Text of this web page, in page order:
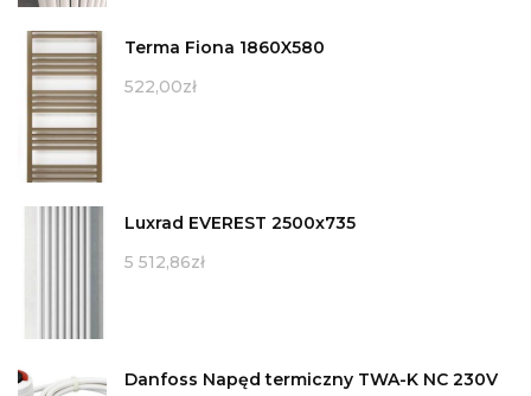
Terma Fiona 1860X580
522,00zł
Luxrad EVEREST 2500x735
5 512,86zł
Danfoss Napęd termiczny TWA-K NC 230V